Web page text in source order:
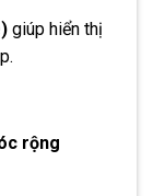
giúp hiển thị
rộng